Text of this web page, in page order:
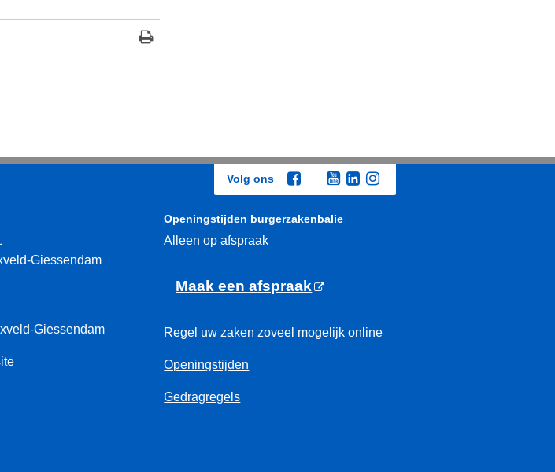
Volg ons
Giessendam
Giessendam
Openingstijden burgerzakenbalie
Alleen op afspraak
Maak een afspraak
Regel uw zaken zoveel mogelijk online
Openingstijden
Gedragregels